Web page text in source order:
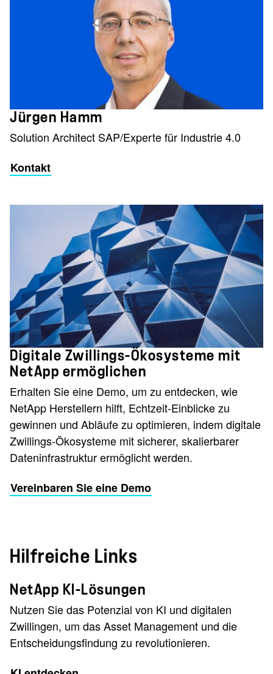
Jürgen Hamm
Solution Architect SAP/Experte für Industrie 4.0
Kontakt
Digitale Zwillings-Ökosysteme mit
NetApp ermöglichen
Erhalten Sie eine Demo, um zu entdecken, wie
NetApp Herstellern hilft, Echtzeit-Einblicke zu
gewinnen und Abläufe zu optimieren, indem digitale
Zwillings-Ökosysteme mit sicherer, skalierbarer
Dateninfrastruktur ermöglicht werden.
Vereinbaren Sie eine Demo
Hilfreiche Links
NetApp KI-Lösungen
Nutzen Sie das Potenzial von KI und digitalen
Zwillingen, um das Asset Management und die
Entscheidungsfindung zu revolutionieren.